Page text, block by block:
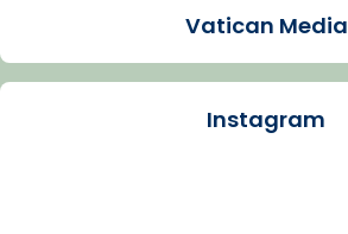
Arquebisbat de Barcelona
Vatican Media
Instagram